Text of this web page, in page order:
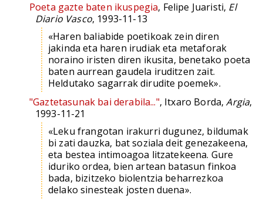
Poeta gazte baten ikuspegia, Felipe Juaristi, El
Diario Vasco, 1993-11-13
«Haren baliabide poetikoak zein diren
jakinda eta haren irudiak eta metaforak
noraino iristen diren ikusita, benetako poeta
baten aurrean gaudela iruditzen zait.
Heldutako sagarrak dirudite poemek».
"Gaztetasunak bai derabila...", Itxaro Borda,Argia,
1993-11-21
«Leku frangotan irakurri dugunez, bildumak
bi zati dauzka, bat soziala deit genezakeena,
eta bestea intimoagoa litzatekeena. Gure
iduriko ordea, bien artean batasun finkoa
bada, bizitzeko biolentzia beharrezkoa
delako sinesteak josten duena».